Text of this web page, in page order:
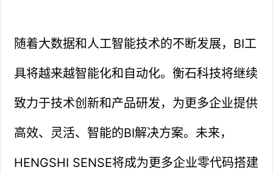
随着大数据和人工智能技术的不断发展，BI工
具将越来越智能化和自动化。衡石科技将继续
致力于技术创新和产品研发，为更多企业提供
高效、灵活、智能的BI解决方案。未来，
HENGSHI SENSE将成为更多企业零代码搭建